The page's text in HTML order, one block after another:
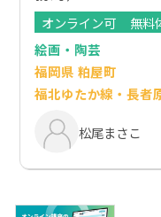
オンライン可
無料
絵画・陶芸
福岡県 粕屋町
福北ゆたか線・長者
松尾まさこ